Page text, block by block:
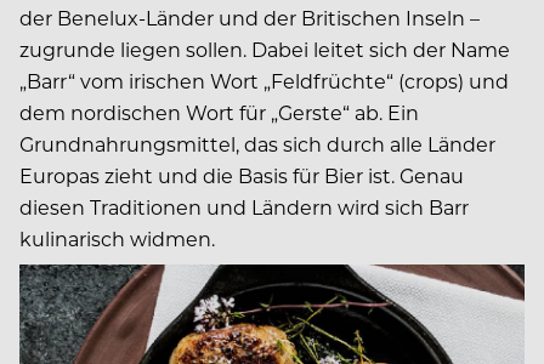
der Benelux-Länder und der Britischen Inseln –
zugrunde liegen sollen. Dabei leitet sich der Name
„Barr“ vom irischen Wort „Feldfrüchte“ (crops) und
dem nordischen Wort für „Gerste“ ab. Ein
Grundnahrungsmittel, das sich durch alle Länder
Europas zieht und die Basis für Bier ist. Genau
diesen Traditionen und Ländern wird sich Barr
kulinarisch widmen.